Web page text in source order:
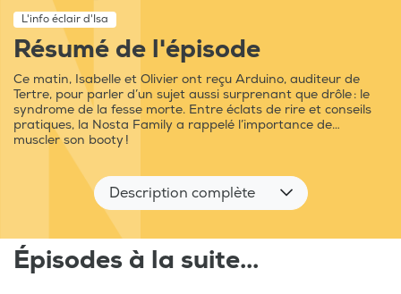
L'info éclair d'Isa
Résumé de l'épisode
Ce matin, Isabelle et Olivier ont reçu Arduino, auditeur de
Tertre, pour parler d’un sujet aussi surprenant que drôle : le
syndrome de la fesse morte. Entre éclats de rire et conseils
pratiques, la Nosta Family a rappelé l’importance de…
muscler son booty !
Description complète
Épisodes à la suite...